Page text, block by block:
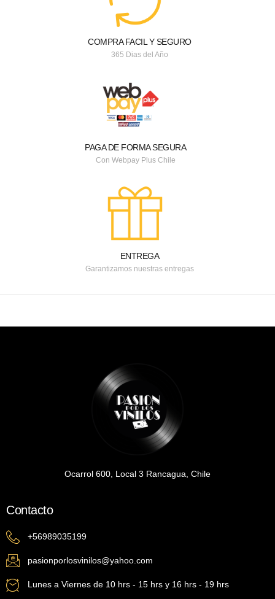
COMPRA FACIL Y SEGURO
365 Dias del Año
PAGA DE FORMA SEGURA
Con Webpay Plus Chile
ENTREGA
Garantizamos nuestras entregas
Ocarrol 600, Local 3 Rancagua, Chile
Contacto
+56989035199
pasionporlosvinilos@yahoo.com
Lunes a Viernes de 10 hrs - 15 hrs y 16 hrs - 19 hrs